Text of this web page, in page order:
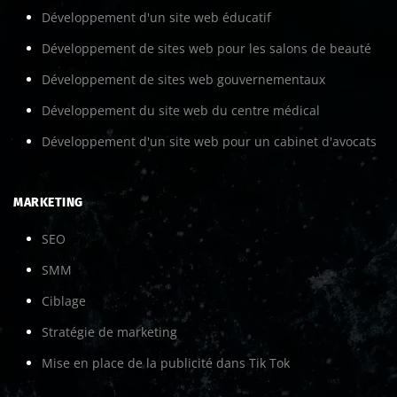
Une catégorisation des services. Une page distincte
pour chaque service permet aux clients de trouver
et de traiter les informations rapidement.
informations nécessaires et aident les clients à
prendre des décisions éclairées.
Un style uniforme. Un design réfléchi et harmonieux
améliore l’image et la réputation de l’établissement.
En outre,
la création clé en main d’un site web médical
permet à
chaque visiteur de réserver un service ou de planifier une
consultation.
CRÉATION D’UN SITE POUR
UN CENTRE MÉDICAL :
STRUCTURE
Développement d'un site web éducatif
Développement de sites web pour les salons de beauté
Développement de sites web gouvernementaux
Développement du site web du centre médical
Développement d'un site web pour un cabinet d'avocats
MARKETING
SEO
SMM
Ciblage
Stratégie de marketing
Mise en place de la publicité dans Tik Tok